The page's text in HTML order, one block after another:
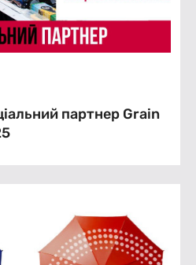
партнер Grain